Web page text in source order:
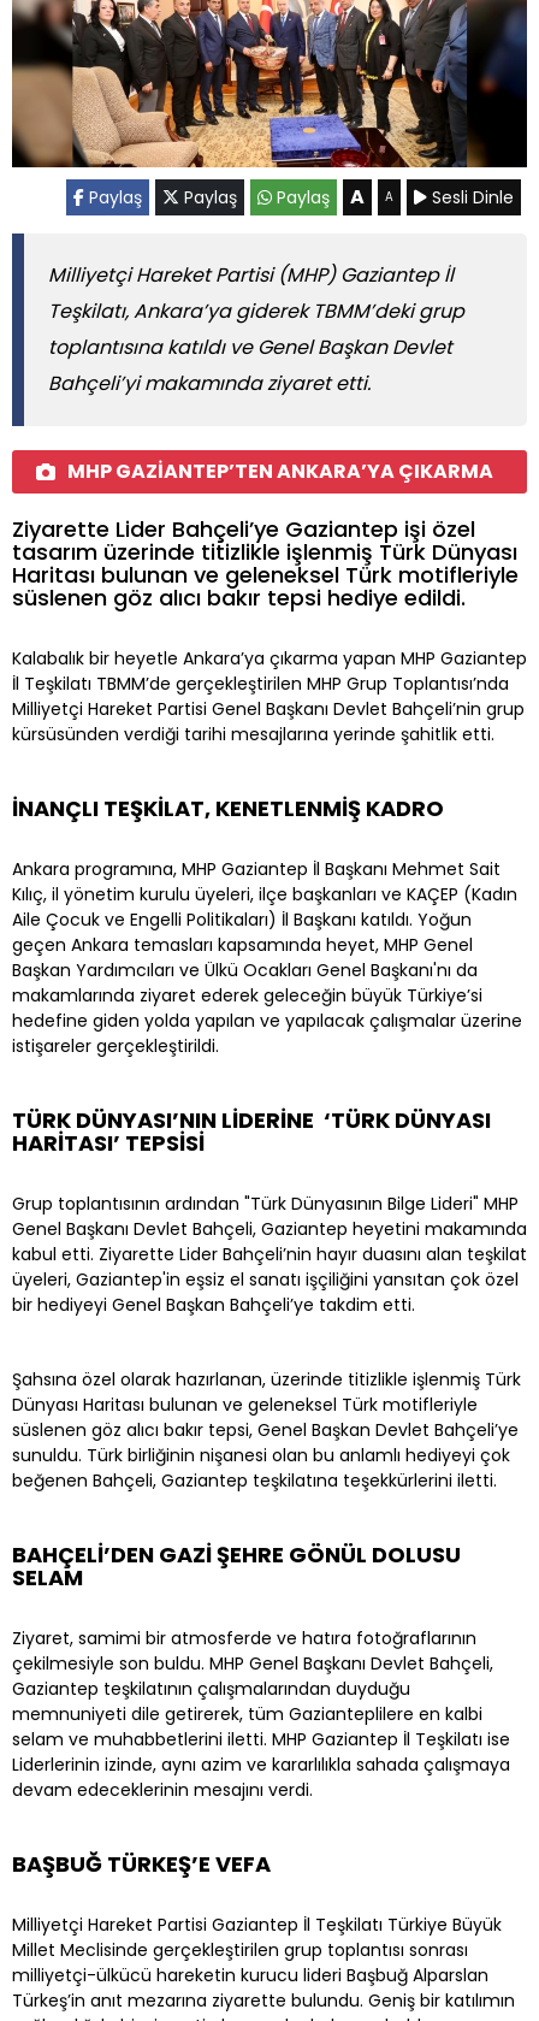
Paylaş Paylaş Paylaş A A Sesli Dinle
Milliyetçi Hareket Partisi (MHP) Gaziantep İl
Teşkilatı, Ankara’ya giderek TBMM’deki grup
toplantısına katıldı ve Genel Başkan Devlet
Bahçeli’yi makamında ziyaret etti.
MHP GAZİANTEP’TEN ANKARA’YA ÇIKARMA
Ziyarette Lider Bahçeli’ye Gaziantep işi özel
tasarım üzerinde titizlikle işlenmiş Türk Dünyası
Haritası bulunan ve geleneksel Türk motifleriyle
süslenen göz alıcı bakır tepsi hediye edildi.
Kalabalık bir heyetle Ankara’ya çıkarma yapan MHP Gaziantep
İl Teşkilatı TBMM’de gerçekleştirilen MHP Grup Toplantısı’nda
Milliyetçi Hareket Partisi Genel Başkanı Devlet Bahçeli’nin grup
kürsüsünden verdiği tarihi mesajlarına yerinde şahitlik etti.
İNANÇLI TEŞKİLAT, KENETLENMİŞ KADRO
Ankara programına, MHP Gaziantep İl Başkanı Mehmet Sait
Kılıç, il yönetim kurulu üyeleri, ilçe başkanları ve KAÇEP (Kadın
Aile Çocuk ve Engelli Politikaları) İl Başkanı katıldı. Yoğun
geçen Ankara temasları kapsamında heyet, MHP Genel
Başkan Yardımcıları ve Ülkü Ocakları Genel Başkanı'nı da
makamlarında ziyaret ederek geleceğin büyük Türkiye’si
hedefine giden yolda yapılan ve yapılacak çalışmalar üzerine
istişareler gerçekleştirildi.
TÜRK DÜNYASI’NIN LİDERİNE ‘TÜRK DÜNYASI
HARİTASI’ TEPSİSİ
Grup toplantısının ardından "Türk Dünyasının Bilge Lideri" MHP
Genel Başkanı Devlet Bahçeli, Gaziantep heyetini makamında
kabul etti. Ziyarette Lider Bahçeli’nin hayır duasını alan teşkilat
üyeleri, Gaziantep'in eşsiz el sanatı işçiliğini yansıtan çok özel
bir hediyeyi Genel Başkan Bahçeli’ye takdim etti.
Şahsına özel olarak hazırlanan, üzerinde titizlikle işlenmiş Türk
Dünyası Haritası bulunan ve geleneksel Türk motifleriyle
süslenen göz alıcı bakır tepsi, Genel Başkan Devlet Bahçeli’ye
sunuldu. Türk birliğinin nişanesi olan bu anlamlı hediyeyi çok
beğenen Bahçeli, Gaziantep teşkilatına teşekkürlerini iletti.
BAHÇELİ’DEN GAZİ ŞEHRE GÖNÜL DOLUSU
SELAM
Ziyaret, samimi bir atmosferde ve hatıra fotoğraflarının
çekilmesiyle son buldu. MHP Genel Başkanı Devlet Bahçeli,
Gaziantep teşkilatının çalışmalarından duyduğu
memnuniyeti dile getirerek, tüm Gazianteplilere en kalbi
selam ve muhabbetlerini iletti. MHP Gaziantep İl Teşkilatı ise
Liderlerinin izinde, aynı azim ve kararlılıkla sahada çalışmaya
devam edeceklerinin mesajını verdi.
BAŞBUĞ TÜRKEŞ’E VEFA
Milliyetçi Hareket Partisi Gaziantep İl Teşkilatı Türkiye Büyük
Millet Meclisinde gerçekleştirilen grup toplantısı sonrası
milliyetçi-ülkücü hareketin kurucu lideri Başbuğ Alparslan
Türkeş’in anıt mezarına ziyarette bulundu. Geniş bir katılımın